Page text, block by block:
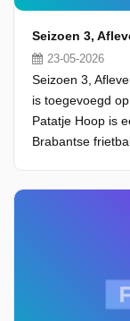
Seizoen 3,
23-05-2026
Seizoen 3,
is toegevoegd
Patatje Hoop is
Brabantse